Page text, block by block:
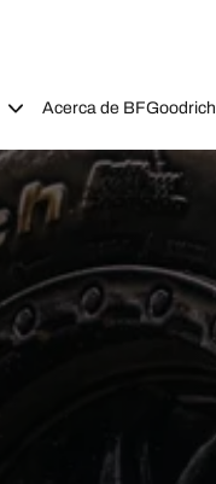
Acerca de BFGoodrich